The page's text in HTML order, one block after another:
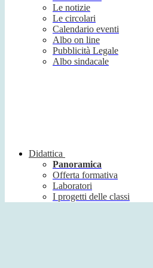
Le notizie
Le circolari
Calendario eventi
Albo on line
Pubblicità Legale
Albo sindacale
Didattica
Panoramica
Offerta formativa
Laboratori
I progetti delle classi